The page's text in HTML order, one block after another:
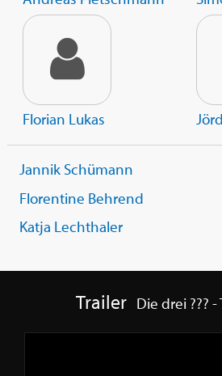
Florian Lukas
Jannik Schümann
Florentine Behrend
Katja Lechthaler
Trailer Die drei ???